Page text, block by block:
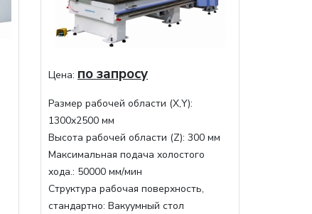
Цена: по запросу
Размер рабочей области (Х,Y):
1300x2500 мм
Высота рабочей области (Z): 300 мм
Максимальная подача холостого
хода.: 50000 мм/мин
Структура рабочая поверхность,
стандартно: Вакуумный стол